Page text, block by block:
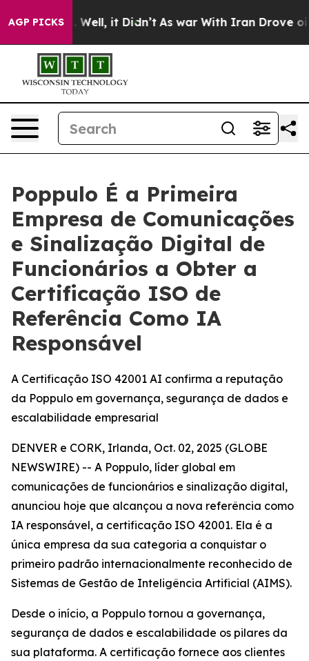
AGP PICKS
40%. Well, it Didn’t As war With Iran Drove oil
Poppulo É a Primeira
Empresa de Comunicações
e Sinalização Digital de
Funcionários a Obter a
Certificação ISO de
Referência Como IA
Responsável
A Certificação ISO 42001 AI confirma a reputação
da Poppulo em governança, segurança de dados e
escalabilidade empresarial
DENVER e CORK, Irlanda, Oct. 02, 2025 (GLOBE
NEWSWIRE) -- A Poppulo, líder global em
comunicações de funcionários e sinalização digital,
anunciou hoje que alcançou a nova referência como
IA responsável, a certificação ISO 42001. Ela é a
única empresa da sua categoria a conquistar o
primeiro padrão internacionalmente reconhecido de
Sistemas de Gestão de Inteligência Artificial (AIMS).
Desde o início, a Poppulo tornou a governança,
segurança de dados e escalabilidade os pilares da
sua plataforma. A certificação fornece aos clientes